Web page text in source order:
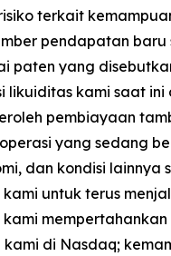
terkait
pendapatan baru
paten yang
likuiditas kami saat
pembiayaan
yang sedang
dan kondisi lainnya
untuk terus
kami
kami di Nasdaq;